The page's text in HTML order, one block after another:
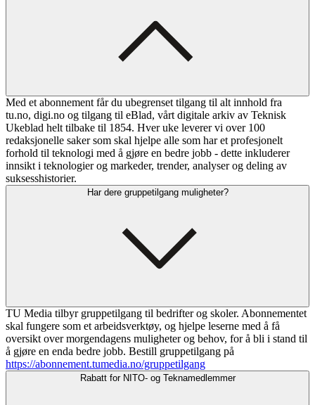
Med et abonnement får du ubegrenset tilgang til alt innhold fra
tu.no, digi.no og tilgang til eBlad, vårt digitale arkiv av Teknisk
Ukeblad helt tilbake til 1854. Hver uke leverer vi over 100
redaksjonelle saker som skal hjelpe alle som har et profesjonelt
forhold til teknologi med å gjøre en bedre jobb - dette inkluderer
innsikt i teknologier og markeder, trender, analyser og deling av
suksesshistorier.
Har dere gruppetilgang muligheter?
TU Media tilbyr gruppetilgang til bedrifter og skoler. Abonnementet
skal fungere som et arbeidsverktøy, og hjelpe leserne med å få
oversikt over morgendagens muligheter og behov, for å bli i stand til
å gjøre en enda bedre jobb. Bestill gruppetilgang på
https://abonnement.tumedia.no/gruppetilgang
Rabatt for NITO- og Teknamedlemmer